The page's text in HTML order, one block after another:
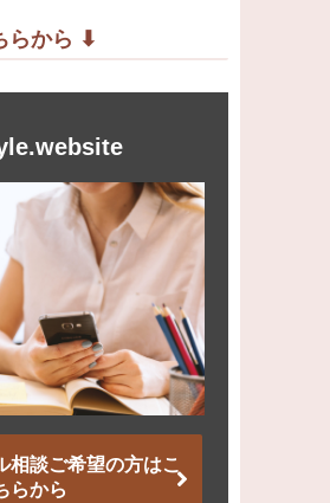
らから ⬇︎
相談ご希望の方はこ
らから